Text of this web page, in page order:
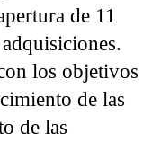
de 11
los objetivos
de las
de las